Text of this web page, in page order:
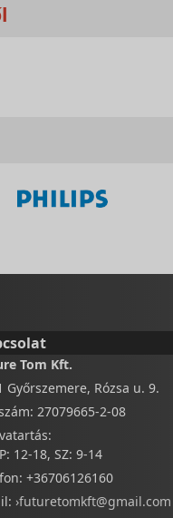
Tom Kft.
Győrszemere, Rózsa u. 9.
27079665-2-08
12-18, SZ: 9-14
+36706126160
›futuretomkft@gmail.com